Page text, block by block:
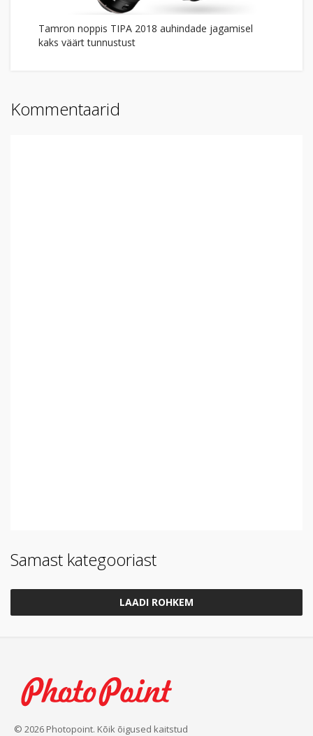
Tamron noppis TIPA 2018 auhindade jagamisel
kaks väärt tunnustust
Kommentaarid
Samast kategooriast
LAADI ROHKEM
© 2026 Photopoint. Kõik õigused kaitstud